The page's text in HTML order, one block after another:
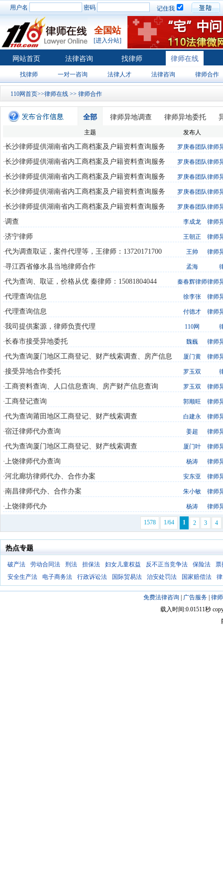
用户名 密码 记住我
全国站
[进入分站]
网站首页 法律咨询 找律师 律师在线
找律师 一对一咨询 法律人才 法律咨询 律师合作
110网首页>>律师在线 >> 律师合作
全部 律师异地调查 律师异地委托
主题 发布人
·长沙律师提供湖南省内工商档案及户籍资料查询服务 罗庚春团队律师
·长沙律师提供湖南省内工商档案及户籍资料查询服务 罗庚春团队律师
·长沙律师提供湖南省内工商档案及户籍资料查询服务 罗庚春团队律师
·长沙律师提供湖南省内工商档案及户籍资料查询服务 罗庚春团队律师
·长沙律师提供湖南省内工商档案及户籍资料查询服务 罗庚春团队律师
·调查 李成龙 律师
·济宁律师 王朝正 律师
·代为调查取证，案件代理等，王律师：13720171700 王帅 律师
·寻江西省修水县当地律师合作 孟海
·代为查询、取证，价格从优 秦律师：15081804044 秦春辉律师律师
·代理查询信息 徐李张 律师
·代理查询信息 付德才 律师
·我司提供案源，律师负责代理 110网
·长春市接受异地委托 魏巍 律师
·代为查询厦门地区工商登记、财产线索调查、房产信息
查询、户籍信息查询
厦门黄 律师
·接受异地合作委托 罗玉双
·工商资料查询、人口信息查询、房产财产信息查询 罗玉双 律师
·工商登记查询 郭顺旺 律师
·代为查询莆田地区工商登记、财产线索调查 白建永 律师
·宿迁律师代办查询 姜超 律师
·代为查询厦门地区工商登记、财产线索调查 厦门叶 律师
·上饶律师代办查询 杨涛 律师
·河北廊坊律师代办、合作办案 安东亚 律师
·南昌律师代办、合作办案 朱小敏 律师
·上饶律师代办 杨涛 律师
1578 1/64 1 2 3 4
热点专题
破产法 劳动合同法 刑法 担保法 妇女儿童权益 反不正当竞争法 保险法
票
安全生产法
电子商务法 行政诉讼法 国际贸易法 治安处罚法 国家赔偿法
免费法律咨询 广告服务| 律
载入时间:0.01511秒